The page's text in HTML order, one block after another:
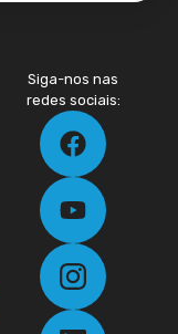
Siga-nos nas
redes sociais: